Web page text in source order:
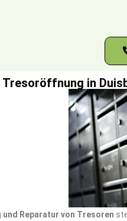
in
und Reparatur von Tresoren